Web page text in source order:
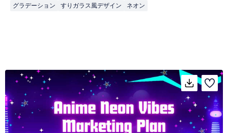
グラデーション すりガラス風デザイン ネオン